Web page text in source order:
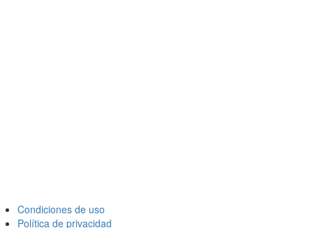
Condiciones de uso
Política de privacidad